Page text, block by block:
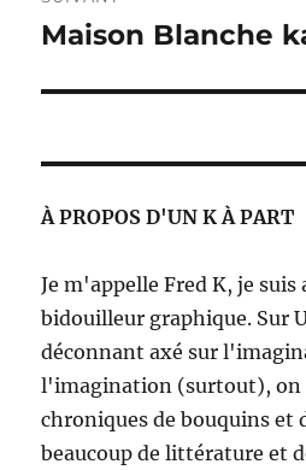
Publication
Maison Blanche
À PROPOS D'UN K À PART
Je m'appelle Fred K, je
bidouilleur graphique. Sur
déconnant axé sur
l'imagination (surtout), on
chroniques de bouquins et
beaucoup de littérature et